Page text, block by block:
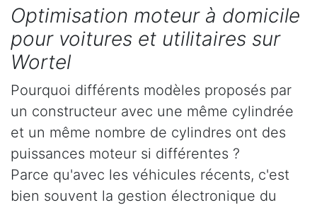
Optimisation moteur à domicile
pour voitures et utilitaires sur
Wortel
Pourquoi différents modèles proposés par
un constructeur avec une même cylindrée
et un même nombre de cylindres ont des
puissances moteur si différentes ?
Parce qu'avec les véhicules récents, c'est
bien souvent la gestion électronique du